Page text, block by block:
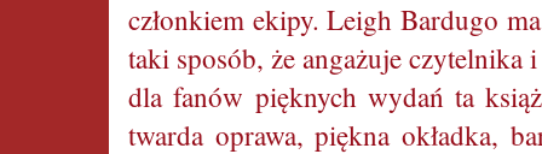
członkiem ekipy. Leigh Bardugo
taki sposób, że angażuje
dla fanów pięknych wydań ta
twarda oprawa, piękna okładka,